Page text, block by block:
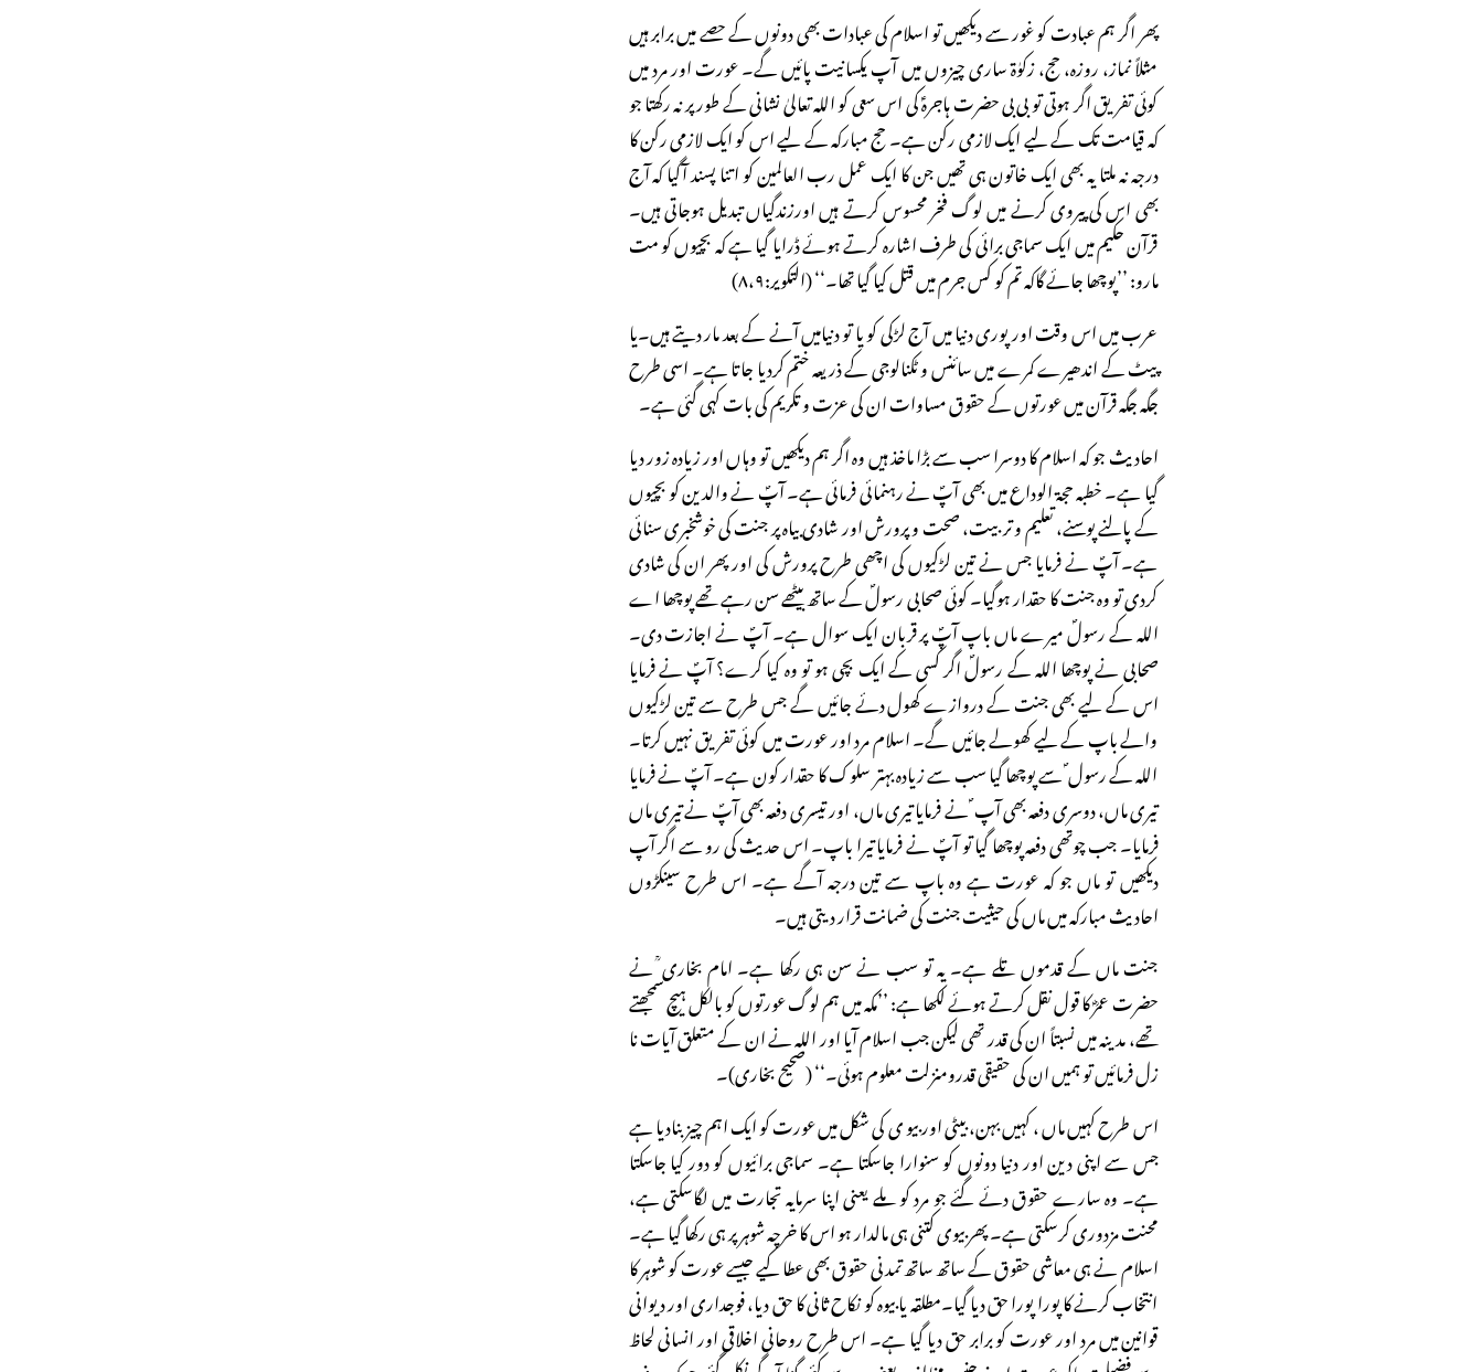
پھر اگر ہم عبادت کو غور سے دیکھیں تو اسلام کی عبادات بھی دونوں کے حصے میں برابر ہیں
مثلاً نماز، روزہ، حج، زکوٰۃ ساری چیزوں میں آپ یکسانیت پائیں گے۔ عورت اور مرد میں
کوئی تفریق اگر ہوتی تو بی بی حضرت ہاجرہؑ کی اس سعی کو اللہ تعالیٰ نشانی کے طور پر نہ رکھتا جو
کہ قیامت تک کے لیے ایک لازمی رکن ہے۔ حج مبارکہ کے لیے اس کو ایک لازمی رکن کا
درجہ نہ ملتا یہ بھی ایک خاتون ہی تھیں جن کا ایک عمل رب العالمین کو اتنا پسند آگیا کہ آج
بھی اس کی پیروی کرنے میں لوگ فخر محسوس کرتے ہیں اورزندگیاں تبدیل ہوجاتی ہیں۔
قرآن حکیم میں ایک سماجی برائی کی طرف اشارہ کرتے ہوئے ڈرایا گیا ہے کہ بچیوں کو مت
مارو: ’’پوچھا جائے گاکہ تم کو کس جرم میں قتل کیا گیا تھا۔‘‘ (التکویر:۸،۹)
عرب میں اس وقت اور پوری دنیا میں آج لڑکی کو یا تو دنیامیں آنے کے بعد مار دیتے ہیں۔یا
پیٹ کے اندھیرے کمرے میں سائنس و ٹکنالوجی کے ذریعہ ختم کردیا جاتا ہے۔ اسی طرح
جگہ جگہ قرآن میں عورتوں کے حقوق مساوات ان کی عزت و تکریم کی بات کہی گئی ہے۔
احادیث جو کہ اسلام کا دوسرا سب سے بڑا ماخذ ہیں وہ اگر ہم دیکھیں تو وہاں اور زیادہ زور دیا
گیا ہے۔ خطبہ حجۃ الوداع میں بھی آپؐ نے رہنمائی فرمائی ہے۔ آپؐ نے والدین کو بچیوں
کے پالنے پوسنے، تعلیم و تربیت، صحت و پرورش اور شادی بیاہ پر جنت کی خوشخبری سنائی
ہے۔ آپؐ نے فرمایا جس نے تین لڑکیوں کی اچھی طرح پرورش کی اور پھر ان کی شادی
کردی تو وہ جنت کا حقدار ہوگیا۔ کوئی صحابی رسولؐ کے ساتھ بیٹھے سن رہے تھے پوچھا اے
اللہ کے رسولؐ میرے ماں باپ آپؐ پر قربان ایک سوال ہے۔ آپؐ نے اجازت دی۔
صحابی نے پوچھا اللہ کے رسولؐ اگر کسی کے ایک بچی ہو تو وہ کیا کرے؟ آپؐ نے فرمایا
اس کے لیے بھی جنت کے دروازے کھول دئے جائیں گے جس طرح سے تین لڑکیوں
والے باپ کے لیے کھولے جائیں گے۔ اسلام مرد اور عورت میں کوئی تفریق نہیں کرتا۔
اللہ کے رسول ؐ سے پوچھا گیا سب سے زیادہ بہتر سلوک کا حقدار کون ہے۔ آپؐ نے فرمایا
تیری ماں، دوسری دفعہ بھی آپ ؐ نے فرمایا تیری ماں، اور تیسری دفعہ بھی آپؐ نے تیری ماں
فرمایا۔ جب چوتھی دفعہ پوچھا گیا تو آپؐ نے فرمایا تیرا باپ۔ اس حدیث کی رو سے اگر آپ
دیکھیں تو ماں جو کہ عورت ہے وہ باپ سے تین درجہ آگے ہے۔ اس طرح سینکڑوں
احادیث مبارکہ میں ماں کی حیثیت جنت کی ضمانت قرار دیتی ہیں۔
جنت ماں کے قدموں تلے ہے۔ یہ تو سب نے سن ہی رکھا ہے۔ امام بخاری ؒ نے
حضرت عمرؓ کا قول نقل کرتے ہوئے لکھا ہے: ’’مکہ میں ہم لوگ عورتوں کو بالکل ہیچ سمجھتے
تھے، مدینہ میں نسبتاً ان کی قدر تھی لیکن جب اسلام آیا اور اللہ نے ان کے متعلق آیات نا
زل فرمائیں تو ہمیں ان کی حقیقی قدرومنزلت معلوم ہوئی۔‘‘ (صحیح بخاری)۔
اس طرح کہیں ماں ، کہیں بہن، بیٹی اور بیو ی کی شکل میں عورت کو ایک اہم چیز بنادیا ہے
جس سے اپنی دین اور دنیا دونوں کو سنوارا جاسکتا ہے۔ سماجی برائیوں کو دور کیا جاسکتا
ہے۔ وہ سارے حقوق دئے گئے جو مرد کو ملے یعنی اپنا سرمایہ تجارت میں لگاسکتی ہے،
محنت مزدوری کرسکتی ہے۔ پھر بیوی کتنی ہی مالدار ہو اس کا خرچہ شوہر پر ہی رکھا گیا ہے۔
اسلام نے ہی معاشی حقوق کے ساتھ ساتھ تمدنی حقوق بھی عطا کیے جیسے عورت کو شوہر کا
انتخاب کرنے کا پورا پورا حق دیا گیا۔مطلقہ یا بیوہ کو نکاح ثانی کا حق دیا، فوجداری اور دیوانی
قوانین میں مرد اور عورت کو برابر حق دیا گیا ہے۔ اس طرح روحانی اخلاقی اور انسانی لحاظ